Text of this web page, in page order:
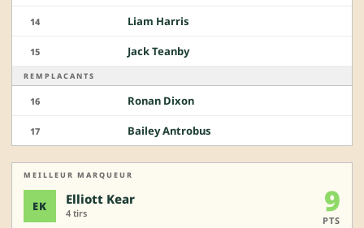
14 Liam Harris
15 Jack Teanby
REMPLACANTS
16 Ronan Dixon
17 Bailey Antrobus
MEILLEUR MARQUEUR
EK Elliott Kear
4 tirs 9
PTS